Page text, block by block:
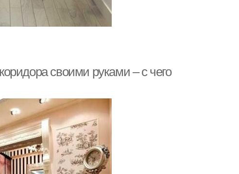
своими руками – с чего